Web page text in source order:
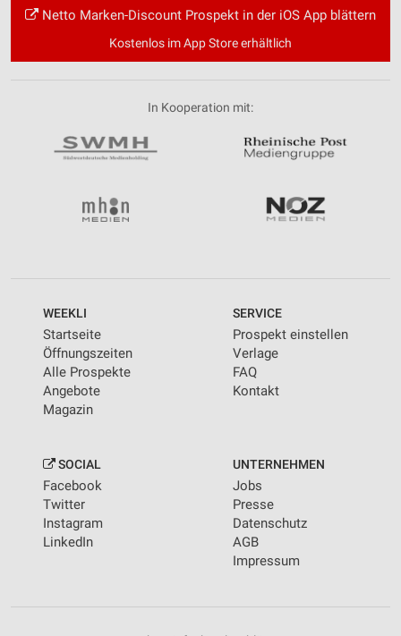
Netto Marken-Discount Prospekt in der iOS App blättern
Kostenlos im App Store erhältlich
In Kooperation mit:
WEEKLI
Startseite
Öffnungszeiten
Alle Prospekte
Angebote
Magazin
SERVICE
Prospekt einstellen
Verlage
FAQ
Kontakt
SOCIAL
Facebook
Twitter
Instagram
LinkedIn
UNTERNEHMEN
Jobs
Presse
Datenschutz
AGB
Impressum